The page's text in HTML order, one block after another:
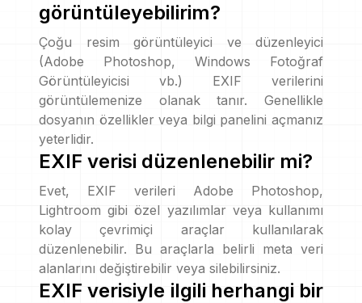
görüntüleyebilirim?
Çoğu resim görüntüleyici ve düzenleyici
(Adobe Photoshop, Windows Fotoğraf
Görüntüleyicisi vb.) EXIF verilerini
görüntülemenize olanak tanır. Genellikle
dosyanın özellikler veya bilgi panelini açmanız
yeterlidir.
EXIF verisi düzenlenebilir mi?
Evet, EXIF verileri Adobe Photoshop,
Lightroom gibi özel yazılımlar veya kullanımı
kolay çevrimiçi araçlar kullanılarak
düzenlenebilir. Bu araçlarla belirli meta veri
alanlarını değiştirebilir veya silebilirsiniz.
EXIF verisiyle ilgili herhangi bir